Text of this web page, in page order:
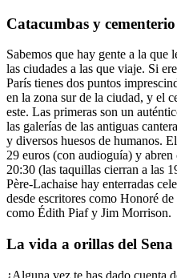
Catacumbas y
Sabemos que hay gente a la que
las ciudades a las que viaje. Si
París tienes dos puntos
en la zona sur de la ciudad, y el
este. Las primeras son un
las galerías de las antiguas
y diversos huesos de humanos.
29 euros (con audioguía) y
20:30 (las taquillas cierran a las
Père-Lachaise hay enterradas
desde escritores como Honoré
como Édith Piaf y Jim Morrison.
La vida a orillas del Sena
¿Alguna vez te has dado cuenta